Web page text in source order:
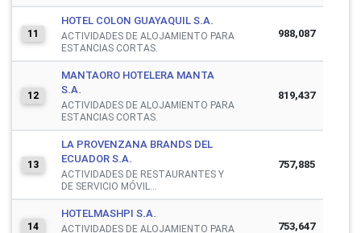
11
HOTEL COLON GUAYAQUIL S.A.
ACTIVIDADES DE ALOJAMIENTO PARA
ESTANCIAS CORTAS.
988,087
12
MANTAORO HOTELERA MANTA
S.A.
ACTIVIDADES DE ALOJAMIENTO PARA
ESTANCIAS CORTAS.
819,437
13
LA PROVENZANA BRANDS DEL
ECUADOR S.A.
ACTIVIDADES DE RESTAURANTES Y
DE SERVICIO MÓVIL...
757,885
14
HOTELMASHPI S.A.
ACTIVIDADES DE ALOJAMIENTO PARA
753,647